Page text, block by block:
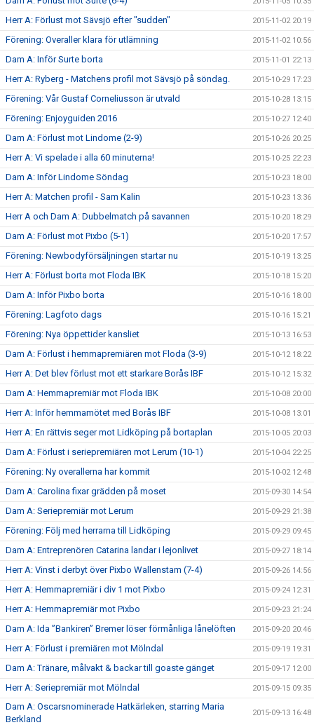
Herr A: Förlust mot Sävsjö efter "sudden" 2015-11-02 20:19
Förening: Overaller klara för utlämning 2015-11-02 10:56
Dam A: Inför Surte borta 2015-11-01 22:13
Herr A: Ryberg - Matchens profil mot Sävsjö på söndag. 2015-10-29 17:23
Förening: Vår Gustaf Corneliusson är utvald 2015-10-28 13:15
Förening: Enjoyguiden 2016 2015-10-27 12:40
Dam A: Förlust mot Lindome (2-9) 2015-10-26 20:25
Herr A: Vi spelade i alla 60 minuterna! 2015-10-25 22:23
Dam A: Inför Lindome Söndag 2015-10-23 18:00
Herr A: Matchen profil - Sam Kalin 2015-10-23 13:36
Herr A och Dam A: Dubbelmatch på savannen 2015-10-20 18:29
Dam A: Förlust mot Pixbo (5-1) 2015-10-20 17:57
Förening: Newbodyförsäljningen startar nu 2015-10-19 13:25
Herr A: Förlust borta mot Floda IBK 2015-10-18 15:20
Dam A: Inför Pixbo borta 2015-10-16 18:00
Förening: Lagfoto dags 2015-10-16 15:21
Förening: Nya öppettider kansliet 2015-10-13 16:53
Dam A: Förlust i hemmapremiären mot Floda (3-9) 2015-10-12 18:22
Herr A: Det blev förlust mot ett starkare Borås IBF 2015-10-12 15:32
Dam A: Hemmapremiär mot Floda IBK 2015-10-08 20:00
Herr A: Inför hemmamötet med Borås IBF 2015-10-08 13:01
Herr A: En rättvis seger mot Lidköping på bortaplan 2015-10-05 20:03
Dam A: Förlust i seriepremiären mot Lerum (10-1) 2015-10-04 22:25
Förening: Ny overallerna har kommit 2015-10-02 12:48
Dam A: Carolina fixar grädden på moset 2015-09-30 14:54
Dam A: Seriepremiär mot Lerum 2015-09-29 21:38
Förening: Följ med herrarna till Lidköping 2015-09-29 09:45
Dam A: Entreprenören Catarina landar i lejonlivet 2015-09-27 18:14
Herr A: Vinst i derbyt över Pixbo Wallenstam (7-4) 2015-09-26 14:56
Herr A: Hemmapremiär i div 1 mot Pixbo 2015-09-24 12:31
Herr A: Hemmapremiär mot Pixbo 2015-09-23 21:24
Dam A: Ida ”Bankiren” Bremer löser förmånliga lånelöften 2015-09-20 20:46
Herr A: Förlust i premiären mot Mölndal 2015-09-19 19:31
Dam A: Tränare, målvakt & backar till goaste gänget 2015-09-17 12:00
Herr A: Seriepremiär mot Mölndal 2015-09-15 09:35
Dam A: Oscarsnominerade Hatkärleken, starring Maria
Berkland
2015-09-13 16:48